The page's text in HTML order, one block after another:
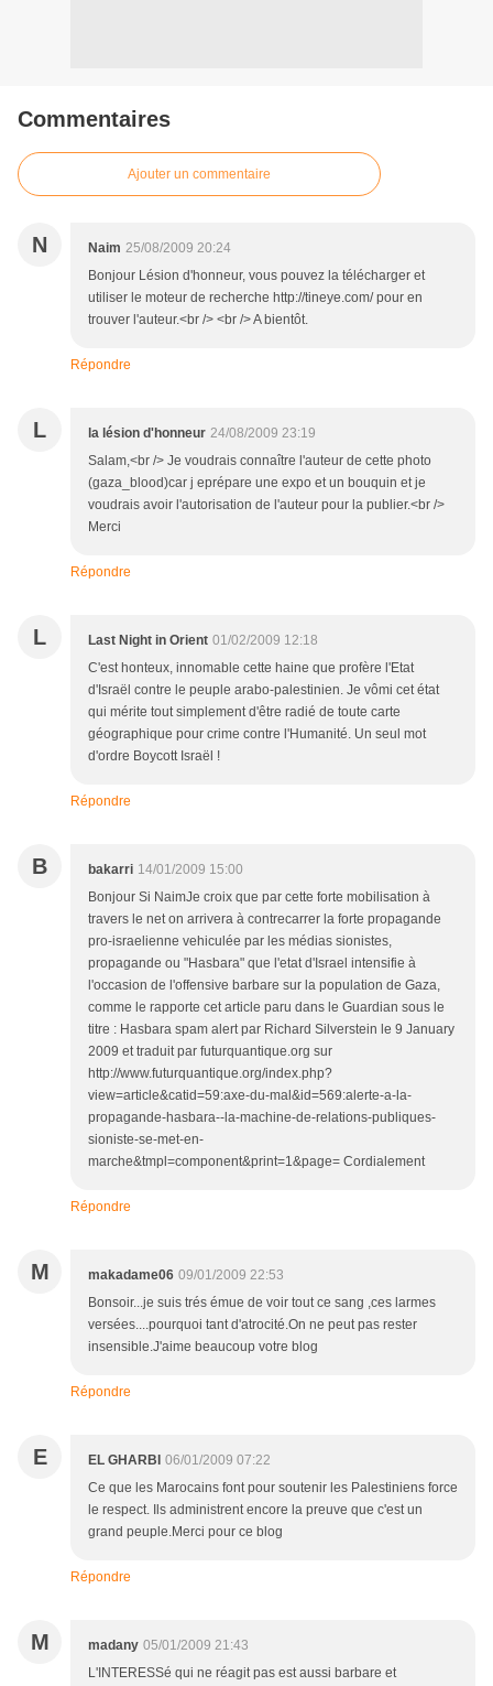
Commentaires
Ajouter un commentaire
N Naim 25/08/2009 20:24
Bonjour Lésion d'honneur, vous pouvez la télécharger et
utiliser le moteur de recherche http://tineye.com/ pour en
trouver l'auteur.<br /> <br /> A bientôt.
Répondre
L la lésion d'honneur 24/08/2009 23:19
Salam,<br /> Je voudrais connaître l'auteur de cette photo
(gaza_blood)car j eprépare une expo et un bouquin et je
voudrais avoir l'autorisation de l'auteur pour la publier.<br />
Merci
Répondre
L Last Night in Orient 01/02/2009 12:18
C'est honteux, innomable cette haine que profère l'Etat
d'Israël contre le peuple arabo-palestinien. Je vômi cet état
qui mérite tout simplement d'être radié de toute carte
géographique pour crime contre l'Humanité. Un seul mot
d'ordre Boycott Israël !
Répondre
B bakarri 14/01/2009 15:00
Bonjour Si NaimJe croix que par cette forte mobilisation à
travers le net on arrivera à contrecarrer la forte propagande
pro-israelienne vehiculée par les médias sionistes,
propagande ou "Hasbara" que l'etat d'Israel intensifie à
l'occasion de l'offensive barbare sur la population de Gaza,
comme le rapporte cet article paru dans le Guardian sous le
titre : Hasbara spam alert par Richard Silverstein le 9 January
2009 et traduit par futurquantique.org sur
http://www.futurquantique.org/index.php?
view=article&catid=59:axe-du-mal&id=569:alerte-a-la-
propagande-hasbara--la-machine-de-relations-publiques-
sioniste-se-met-en-
marche&tmpl=component&print=1&page= Cordialement
Répondre
M makadame06 09/01/2009 22:53
Bonsoir...je suis trés émue de voir tout ce sang ,ces larmes
versées....pourquoi tant d'atrocité.On ne peut pas rester
insensible.J'aime beaucoup votre blog
Répondre
E EL GHARBI 06/01/2009 07:22
Ce que les Marocains font pour soutenir les Palestiniens force
le respect. Ils administrent encore la preuve que c'est un
grand peuple.Merci pour ce blog
Répondre
M madany 05/01/2009 21:43
L'INTERESSé qui ne réagit pas est aussi barbare et